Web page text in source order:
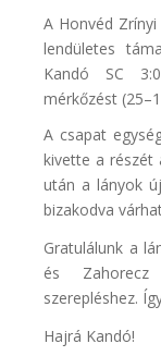
A Honvéd
lendületes
Kandó SC
mérkőzést
A csapat
kivette a részét
után a lányok
bizakodva
Gratulálunk a
és
szerepléshez.
Hajrá Kandó!